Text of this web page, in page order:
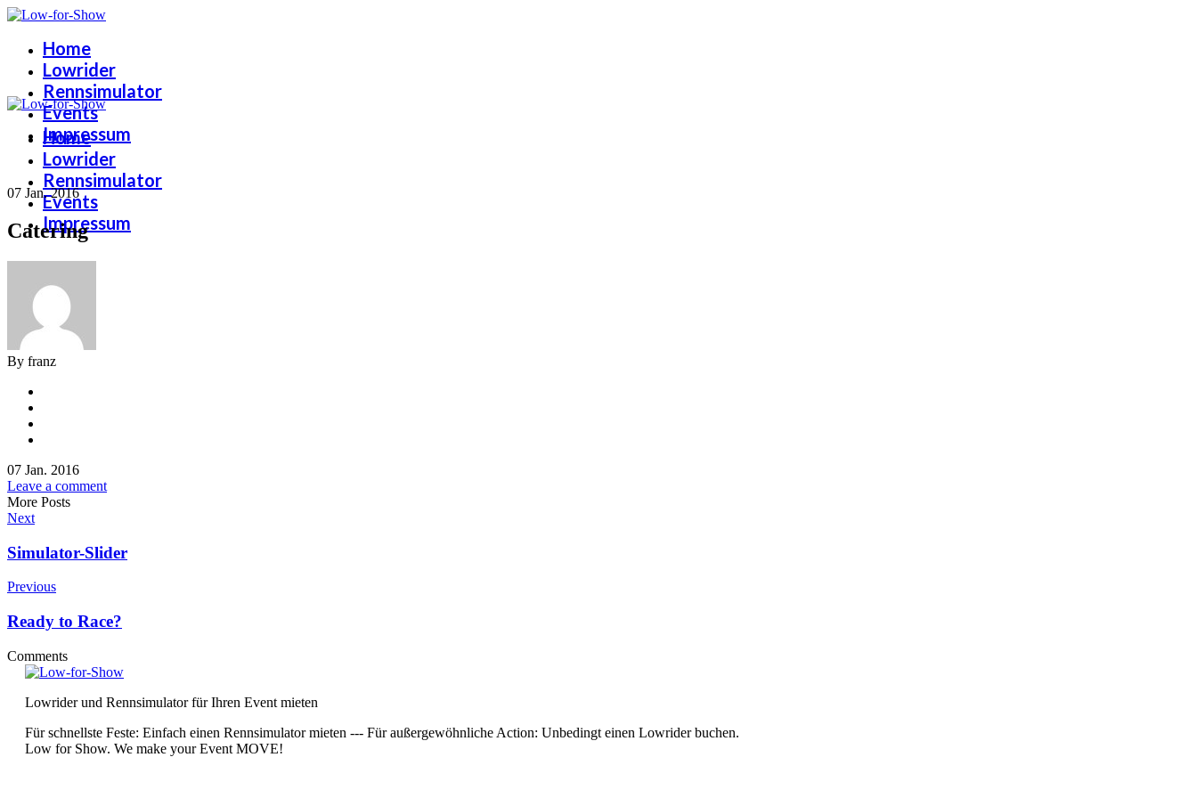
Home
Lowrider
Rennsimulator
Events
Impressum
Home
Lowrider
Rennsimulator
Events
Impressum
07 Jan. 2016
Catering
By franz
07 Jan. 2016
Leave a comment
More Posts
Next
Simulator-Slider
Previous
Ready to Race?
Comments
Lowrider und Rennsimulator für Ihren Event mieten
Für schnellste Feste: Einfach einen Rennsimulator mieten --- Für außergewöhnliche Action: Unbedingt einen Lowrider buchen.
Low for Show. We make your Event MOVE!